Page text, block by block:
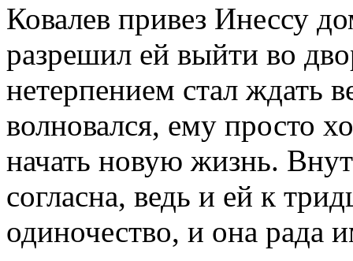
Ковалев привез Инессу
разрешил ей выйти во
нетерпением стал ждать
волновался, ему просто
начать новую жизнь.
согласна, ведь и ей к
одиночество, и она рада